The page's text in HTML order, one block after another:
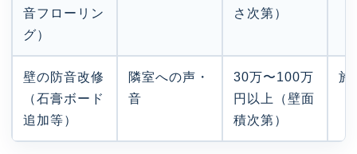
音フローリン
グ）
さ次第）
壁の防音改修
（石膏ボード
追加等）
隣室への声・
音
30万〜100万
円以上（壁面
積次第）
施